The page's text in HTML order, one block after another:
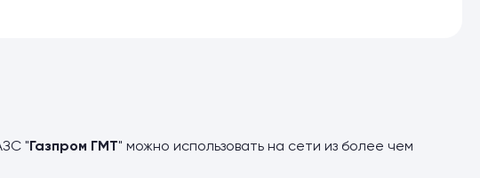
" Газпром ГМТ" можно использовать на сети из более чем